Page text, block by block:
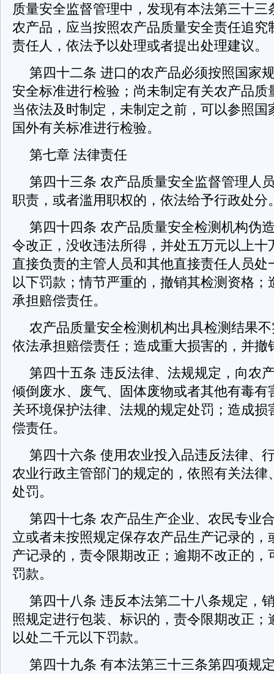
质量安全监督管理中，发现有本法第三十三
农产品，应当按照农产品质量安全责任追究
责任人，依法予以处理或者提出处理建议。
第四十二条 进口的农产品必须按照国家
安全标准进行检验；尚未制定有关农产品质
当依法及时制定，未制定之前，可以参照国
国外有关标准进行检验。
第七章 法律责任
第四十三条 农产品质量安全监督管理人
职责，或者滥用职权的，依法给予行政处分
第四十四条 农产品质量安全检测机构伪
令改正，没收违法所得，并处五万元以上十
直接负责的主管人员和其他直接责任人员处
以下罚款；情节严重的，撤销其检测资格；
承担赔偿责任。
农产品质量安全检测机构出具检测结果
依法承担赔偿责任；造成重大损害的，并撤
第四十五条 违反法律、法规规定，向农
倾倒废水、废气、固体废物或者其他有毒有
关环境保护法律、法规的规定处罚；造成损
偿责任。
第四十六条 使用农业投入品违反法律、
农业行政主管部门的规定的，依照有关法律
处罚。
第四十七条 农产品生产企业、农民专业
立或者未按照规定保存农产品生产记录的，
产记录的，责令限期改正；逾期不改正的，
罚款。
第四十八条 违反本法第二十八条规定，
照规定进行包装、标识的，责令限期改正；
以处二千元以下罚款。
第四十九条 有本法第三十三条第四项规